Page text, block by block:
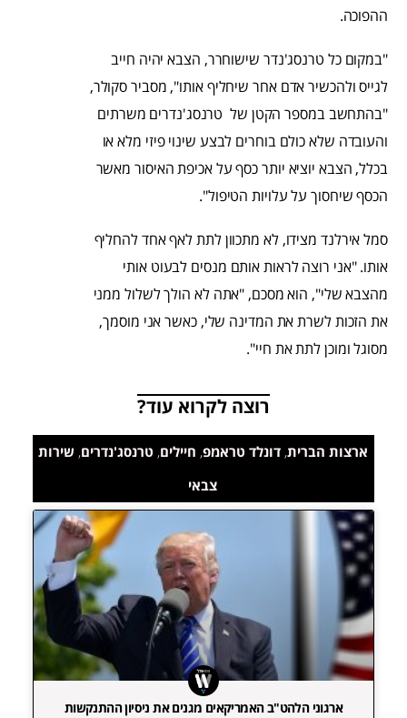
ההפוכה.
"במקום כל טרנסג'נדר שישוחרר, הצבא יהיה חייב
לגייס ולהכשיר אדם אחר שיחליף אותו", מסביר סקולר,
"בהתחשב במספר הקטן של טרנסג'נדרים משרתים
והעובדה שלא כולם בוחרים לבצע שינוי פיזי מלא או
בכלל, הצבא יוציא יותר כסף על אכיפת האיסור מאשר
הכסף שיחסוך על עלויות הטיפול".
סמל אירלנד מצידו, לא מתכוון לתת לאף אחד להחליף
אותו. "אני רוצה לראות אותם מנסים לבעוט אותי
מהצבא שלי", הוא מסכם, "אתה לא הולך לשלול ממני
את הזכות לשרת את המדינה שלי, כאשר אני מוסמך,
מסוגל ומוכן לתת את חיי".
רוצה לקרוא עוד?
ארצות הברית,דונלד טראמפ, חיילים, טרנסג'נדרים, שירות
צבאי
ארגוני הלהט"ב האמריקאים מגנים את ניסיון ההתנקשות